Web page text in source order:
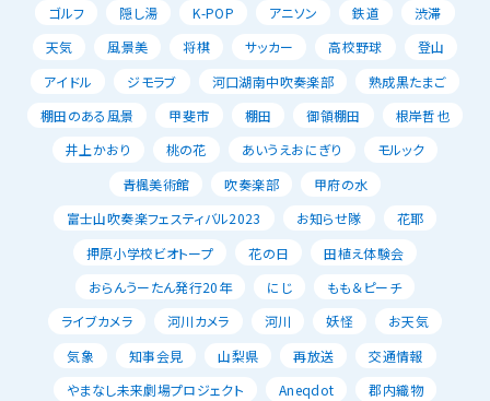
ゴルフ
隠し湯 K-POP アニソン 鉄道
渋滞
天気
風景美 将棋 サッカー 高校野球
登山
アイドル
ジモラブ 河口湖南中吹奏楽部
熟成黒たまご
棚田のある風景
甲斐市 棚田 御領棚田
根岸哲也
井上かおり
桃の花 あいうえおにぎり
モルック
青楓美術館
吹奏楽部
甲府の水
富士山吹奏楽フェスティバル2023
お知らせ隊
花耶
押原小学校ビオトープ
花の日
田植え体験会
おらんうーたん発行20年
にじ
もも＆ピーチ
ライブカメラ
河川カメラ 河川 妖怪
お天気
気象
知事会見 山梨県 再放送
交通情報
やまなし未来劇場プロジェクト
Aneqdot
郡内織物